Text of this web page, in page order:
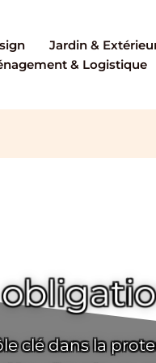
Jardin &
& Logistique
clé dans la